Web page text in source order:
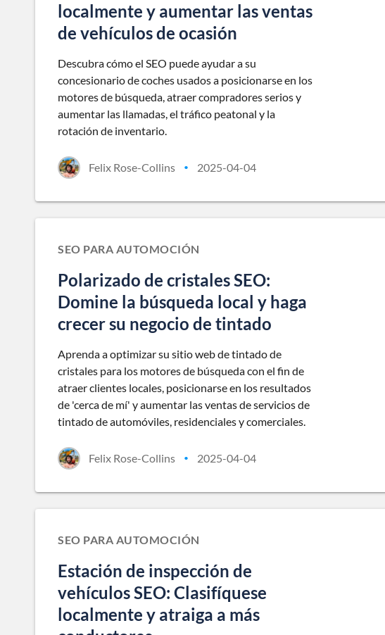
localmente y aumentar las ventas
de vehículos de ocasión
Descubra cómo el SEO puede ayudar a su
concesionario de coches usados a posicionarse en los
motores de búsqueda, atraer compradores serios y
aumentar las llamadas, el tráfico peatonal y la
rotación de inventario.
Felix Rose-Collins • 2025-04-04
SEO PARA AUTOMOCIÓN
Polarizado de cristales SEO:
Domine la búsqueda local y haga
crecer su negocio de tintado
Aprenda a optimizar su sitio web de tintado de
cristales para los motores de búsqueda con el fin de
atraer clientes locales, posicionarse en los resultados
de 'cerca de mí' y aumentar las ventas de servicios de
tintado de automóviles, residenciales y comerciales.
Felix Rose-Collins • 2025-04-04
SEO PARA AUTOMOCIÓN
Estación de inspección de
vehículos SEO: Clasifíquese
localmente y atraiga a más